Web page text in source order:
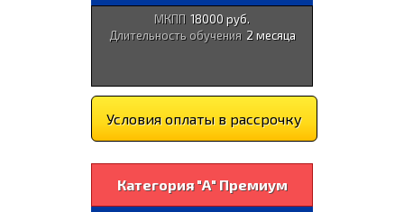
МКПП 18000 руб.
Длительность обучения 2 месяца
Условия оплаты в рассрочку
Категория "А" Премиум